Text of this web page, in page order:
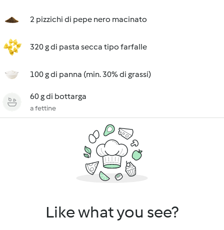
2 pizzichi di pepe nero macinato
320 g di pasta secca tipo farfalle
100 g di panna (min. 30% di grassi)
60 g di bottarga
a fettine
Like what you see?